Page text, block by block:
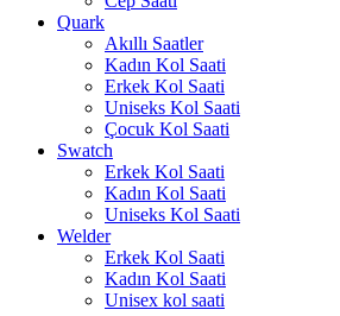
Quark
Akıllı Saatler
Kadın Kol Saati
Erkek Kol Saati
Uniseks Kol Saati
Çocuk Kol Saati
Swatch
Erkek Kol Saati
Kadın Kol Saati
Uniseks Kol Saati
Welder
Erkek Kol Saati
Kadın Kol Saati
Unisex kol saati